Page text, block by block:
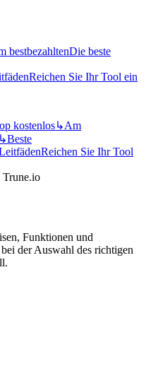
bestbezahltenDie beste
Reichen Sie Ihr Tool ein
kostenlos↳Am
↳Beste
Reichen Sie Ihr Tool
Trune.io
Funktionen und
der Auswahl des richtigen